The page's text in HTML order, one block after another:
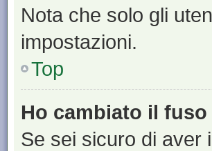
Nota che solo gli
impostazioni.
Top
Ho cambiato il
Se sei sicuro di aver